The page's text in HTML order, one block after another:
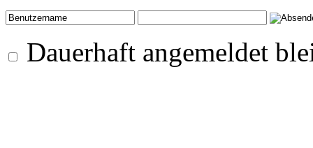
Dauerhaft angemeldet